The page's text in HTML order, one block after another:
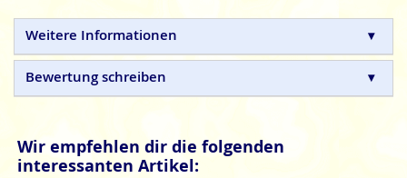
petrochemische Zusätze.
Weitere Informationen
Bewertung schreiben
Wir empfehlen dir die folgenden
interessanten Artikel: